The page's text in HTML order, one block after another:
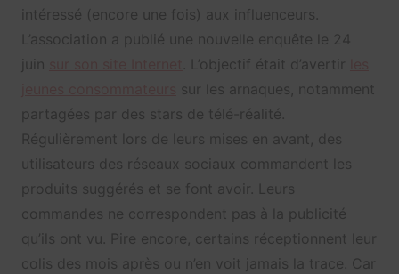
intéressé (encore une fois) aux influenceurs.
L’association a publié une nouvelle enquête le 24
juin
. L’objectif était d’avertir
sur les arnaques, notamment
partagées par des stars de télé-réalité.
Régulièrement lors de leurs mises en avant, des
utilisateurs des réseaux sociaux commandent les
produits suggérés et se font avoir. Leurs
commandes ne correspondent pas à la publicité
qu’ils ont vu. Pire encore, certains réceptionnent leur
colis des mois après ou n’en voit jamais la trace. Car